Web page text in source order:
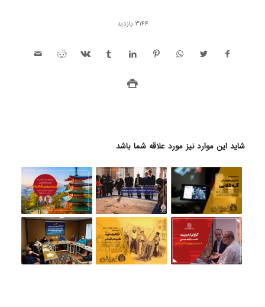
3144 بازدید
شاید این موارد نیز مورد علاقه شما باشد